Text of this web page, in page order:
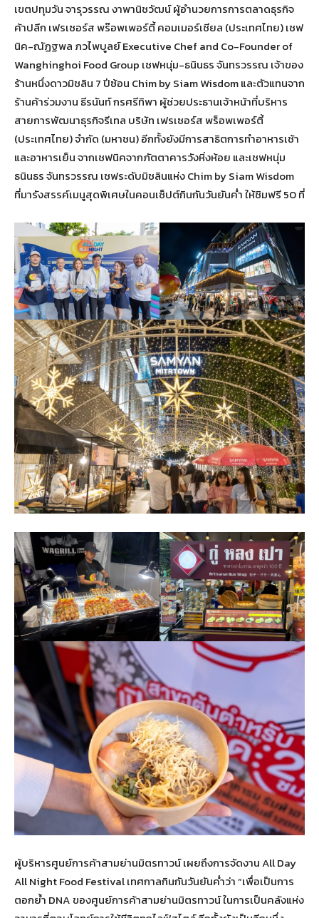
เขตปทุมวัน จารุวรรณ งาพานิชวัฒน์ ผู้อำนวยการการตลาดธุรกิจ
ค้าปลีก เฟรเซอร์ส พร๊อพเพอร์ตี้ คอมเมอร์เชียล (ประเทศไทย) เชฟ
นิค-ณัฏฐพล ภวไพบูลย์ Executive Chef and Co-Founder of
Wanghinghoi Food Group เชฟหนุ่ม-ธนินธร จันทรวรรณ เจ้าของ
ร้านหนึ่งดาวมิชลิน 7 ปีซ้อน Chim by Siam Wisdom และตัวแทนจาก
ร้านค้าร่วมงาน ธีรนันท์ กรศรีทิพา ผู้ช่วยประธานเจ้าหน้าที่บริหาร
สายการพัฒนาธุรกิจรีเทล บริษัท เฟรเซอร์ส พร็อพเพอร์ตี้
(ประเทศไทย) จำกัด (มหาชน) อีกทั้งยังมีการสาธิตการทำอาหารเช้า
และอาหารเย็น จากเชฟนิคจากภัตตาคารวังหิ่งห้อย และเชฟหนุ่ม
ธนินธร จันทรวรรณ เชฟระดับมิชลินแห่ง Chim by Siam Wisdom
ที่มารังสรรค์เมนูสุดพิเศษในคอนเซ็ปต์กินกันวันยันค่ำ ให้ชิมฟรี 50 ที่
ผู้บริหารศูนย์การค้าสามย่านมิตรทาวน์ เผยถึงการจัดงาน All Day
All Night Food Festival เทศกาลกินกันวันยันค่ำว่า “เพื่อเป็นการ
ตอกย้ำ DNA ของศูนย์การค้าสามย่านมิตรทาวน์ ในการเป็นคลังแห่ง